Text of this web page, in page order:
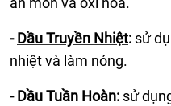
-Dầu Truyền Nhiệt: sử
nhiệt và làm nóng.
-Dầu Tuần Hoàn: sử